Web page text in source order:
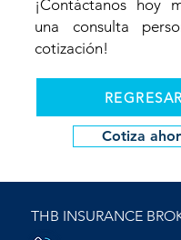
¡Contáctanos hoy
una consulta
cotización!
REGRESAR
Cotiza
THB INSURANCE